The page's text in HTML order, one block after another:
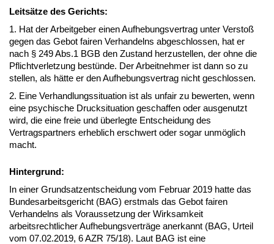
Leitsätze des Gerichts:
1. Hat der Arbeitgeber einen Aufhebungsvertrag unter Verstoß
gegen das Gebot fairen Verhandelns abgeschlossen, hat er
nach § 249 Abs.1 BGB den Zustand herzustellen, der ohne die
Pflichtverletzung bestünde. Der Arbeitnehmer ist dann so zu
stellen, als hätte er den Aufhebungsvertrag nicht geschlossen.
2. Eine Verhandlungssituation ist als unfair zu bewerten, wenn
eine psychische Drucksituation geschaffen oder ausgenutzt
wird, die eine freie und überlegte Entscheidung des
Vertragspartners erheblich erschwert oder sogar unmöglich
macht.
Hintergrund:
In einer Grundsatzentscheidung vom Februar 2019 hatte das
Bundesarbeitsgericht (BAG) erstmals das Gebot fairen
Verhandelns als Voraussetzung der Wirksamkeit
arbeitsrechtlicher Aufhebungsverträge anerkannt (BAG, Urteil
vom 07.02.2019, 6 AZR 75/18). Laut BAG ist eine